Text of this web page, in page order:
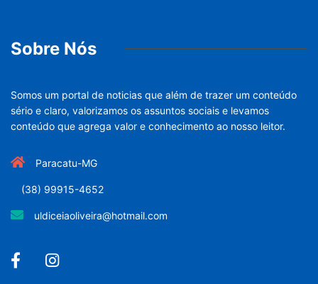
Sobre Nós
Somos um portal de noticias que além de trazer um conteúdo
sério e claro, valorizamos os assuntos sociais e levamos
conteúdo que agrega valor e conhecimento ao nosso leitor.
Paracatu-MG
(38) 99915-4652
uldiceiaoliveira@hotmail.com